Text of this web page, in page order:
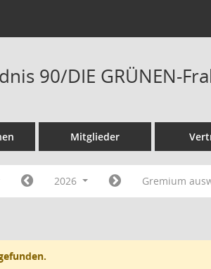
90/DIE GRÜNEN-
Mitglieder
2026 Gremium